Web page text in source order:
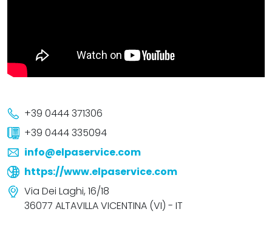
+39 0444 371306
+39 0444 335094
info@elpaservice.com
https://www.elpaservice.com
Via Dei Laghi, 16/18
36077 ALTAVILLA VICENTINA (VI) - IT